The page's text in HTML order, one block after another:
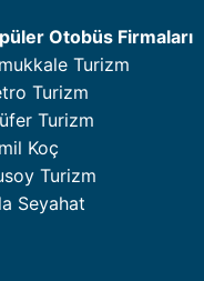
Otobüs Firmaları
Turizm
Turizm
Turizm
Koç
Turizm
Seyahat